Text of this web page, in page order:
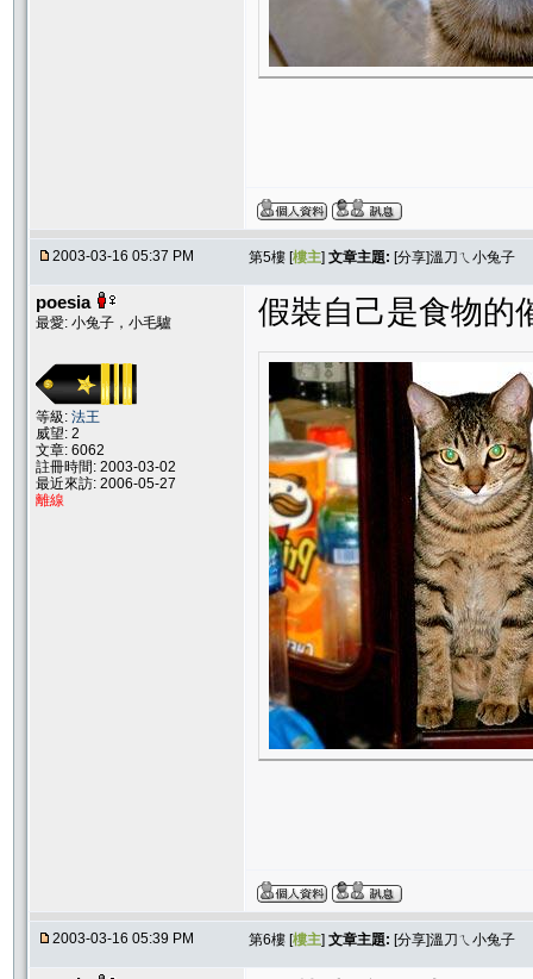
2003-03-16 05:37 PM 第5樓 [樓主] 文章主題: [分享]溫刀ㄟ小兔子
poesia
最愛: 小兔子，小毛驢
等級: 法王
威望: 2
文章: 6062
註冊時間: 2003-03-02
最近來訪: 2006-05-27
離線
假裝自己是食物的
2003-03-16 05:39 PM 第6樓 [樓主] 文章主題: [分享]溫刀ㄟ小兔子